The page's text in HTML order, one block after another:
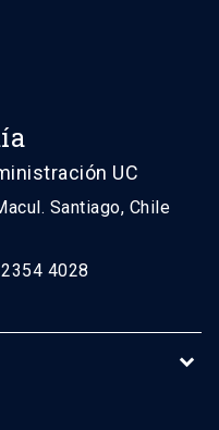
UC
Santiago, Chile
4028